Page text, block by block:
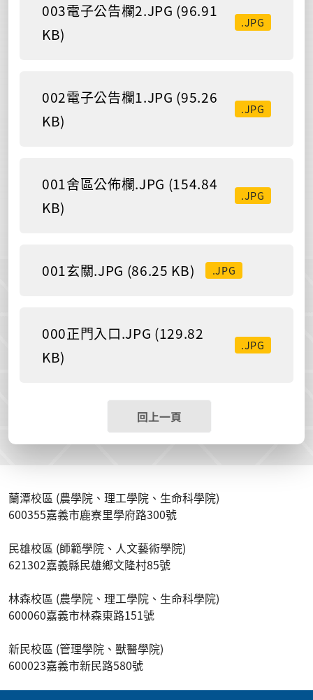
003電子公告欄2.JPG (96.91
KB)
.JPG
002電子公告欄1.JPG (95.26
KB)
.JPG
001舍區公佈欄.JPG (154.84
KB)
.JPG
001玄關.JPG (86.25 KB) .JPG
000正門入口.JPG (129.82
KB)
.JPG
回上一頁
蘭潭校區 (農學院、理工學院、生命科學院)
600355嘉義市鹿寮里學府路300號
民雄校區 (師範學院、人文藝術學院)
621302嘉義縣民雄鄉文隆村85號
林森校區 (農學院、理工學院、生命科學院)
600060嘉義市林森東路151號
新民校區 (管理學院、獸醫學院)
600023嘉義市新民路580號